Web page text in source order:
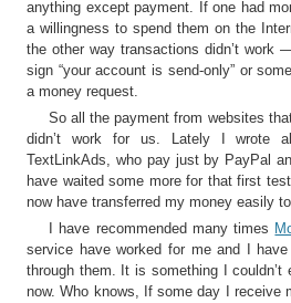
anything except payment. If one had
a willingness to spend them on the
the other way transactions didn’t work
sign “your account is send-only” or
a money request.
So all the payment from websites
didn’t work for us. Lately I wrote
TextLinkAds, who pay just by PayPal
have waited some more for that first
now have transferred my money easily
I have recommended many times
service have worked for me and I
through them. It is something I couldn’t
now. Who knows, If some day I receive